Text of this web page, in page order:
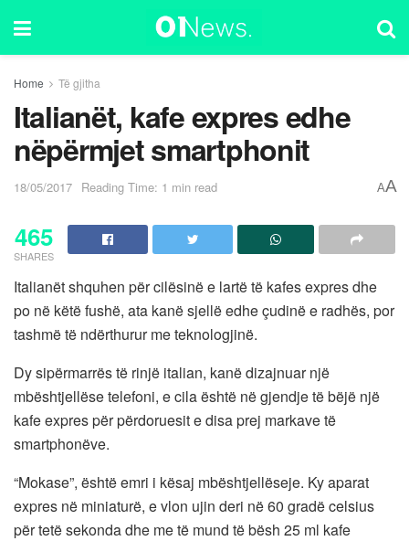
Home Të gjitha
Italianët, kafe expres edhe
nëpërmjet smartphonit
18/05/2017 Reading Time: 1 min read AA
465
SHARES
Italianët shquhen për cilësinë e lartë të kafes expres dhe
po në këtë fushë, ata kanë sjellë edhe çudinë e radhës, por
tashmë të ndërthurur me teknologjinë.
Dy sipërmarrës të rinjë italian, kanë dizajnuar një
mbështjellëse telefoni, e cila është në gjendje të bëjë një
kafe expres për përdoruesit e disa prej markave të
smartphonëve.
“Mokase”, është emri i kësaj mbështjellëseje. Ky aparat
expres në miniaturë, e vlon ujin deri në 60 gradë celsius
për tetë sekonda dhe me të mund të bësh 25 ml kafe